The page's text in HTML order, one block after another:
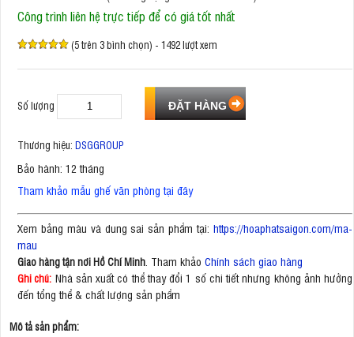
Công trình liên hệ trực tiếp để có giá tốt nhất
(5 trên 3 bình chọn) - 1492 lượt xem
Số lượng
Thương hiệu: DSGGROUP
Bảo hành: 12 tháng
Tham khảo mẫu ghế văn phòng tại đây
Xem bảng màu và dung sai sản phẩm tại: https://hoaphatsaigon.com/ma-
mau
Giao hàng tận nơi Hồ Chí Minh . Tham khảo Chính sách giao hàng
Ghi chú: Nhà sản xuất có thể thay đổi 1 số chi tiết nhưng không ảnh hưởng
đến tổng thể & chất lượng sản phẩm
Mô tả sản phẩm: